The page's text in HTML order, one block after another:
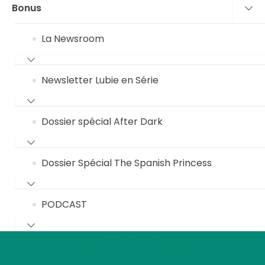
Bonus
La Newsroom
Newsletter Lubie en Série
Dossier spécial After Dark
Dossier Spécial The Spanish Princess
PODCAST